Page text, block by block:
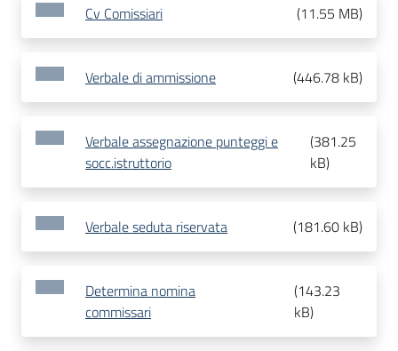
Cv Comissiari (11.55 MB)
Verbale di ammissione (446.78 kB)
Verbale assegnazione punteggi e
socc.istruttorio
(381.25
kB)
Verbale seduta riservata (181.60 kB)
Determina nomina
commissari
(143.23
kB)